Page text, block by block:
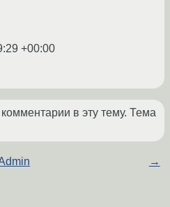
+00:00
в эту тему. Тема
→